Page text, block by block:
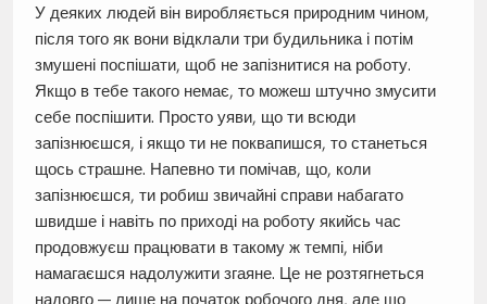
У деяких людей він виробляється природним чином,
після того як вони відклали три будильника і потім
змушені поспішати, щоб не запізнитися на роботу.
Якщо в тебе такого немає, то можеш штучно змусити
себе поспішити. Просто уяви, що ти всюди
запізнюєшся, і якщо ти не поквапишся, то станеться
щось страшне. Напевно ти помічав, що, коли
запізнюєшся, ти робиш звичайні справи набагато
швидше і навіть по приході на роботу якийсь час
продовжуєш працювати в такому ж темпі, ніби
намагаєшся надолужити згаяне. Це не розтягнеться
надовго — лише на початок робочого дня, але що